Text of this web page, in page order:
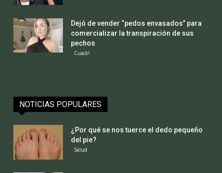
Dejó de vender “pedos envasados” para
comercializar la transpiración de sus
pechos
Cuack!
NOTICIAS POPULARES
¿Por qué se nos tuerce el dedo pequeño
del pie?
Salud